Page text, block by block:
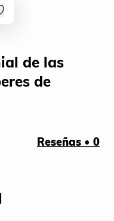
de las
de
Reseñas • 0